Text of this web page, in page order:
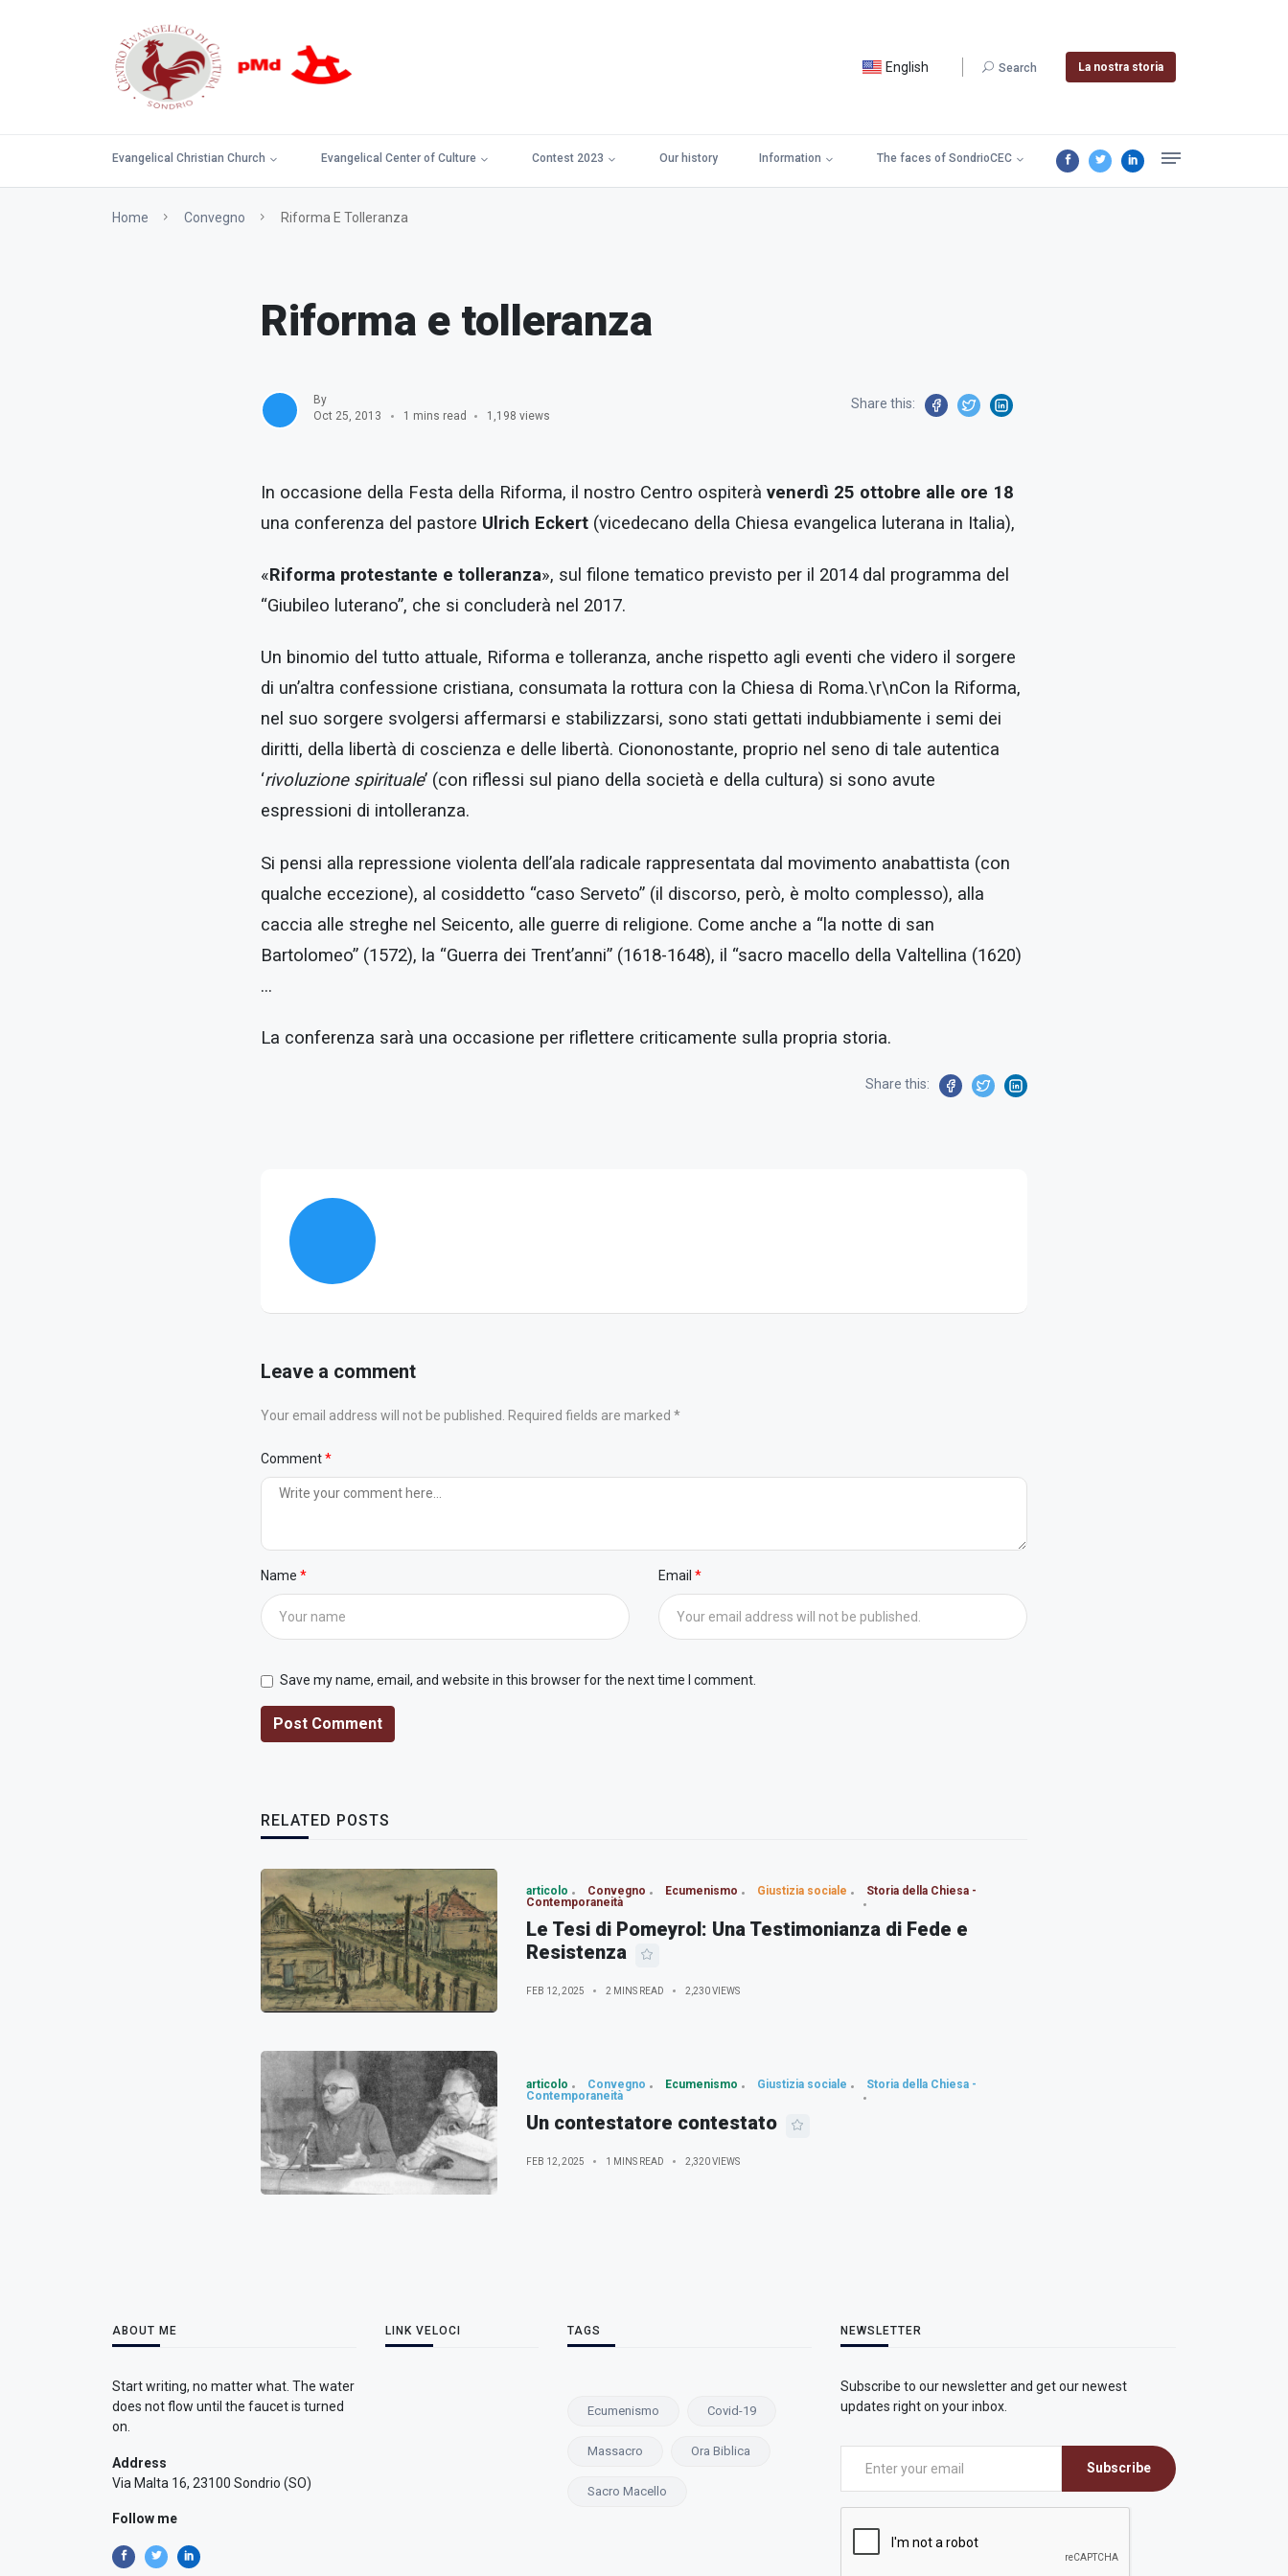
English Search La nostra storia
Evangelical Christian Church Evangelical Center of Culture Contest 2023 Our history Information The faces of SondrioCEC
Home Convegno Riforma E Tolleranza
Riforma e tolleranza
By
Oct 25, 2013
1 mins read 1,198 views
Share this:
In occasione della Festa della Riforma, il nostro Centro ospiterà venerdì 25 ottobre alle ore 18
una conferenza del pastore Ulrich Eckert (vicedecano della Chiesa evangelica luterana in Italia),
«Riforma protestante e tolleranza», sul filone tematico previsto per il 2014 dal programma del
“Giubileo luterano”, che si concluderà nel 2017.
Un binomio del tutto attuale, Riforma e tolleranza, anche rispetto agli eventi che videro il sorgere
di un’altra confessione cristiana, consumata la rottura con la Chiesa di Roma.\r\nCon la Riforma,
nel suo sorgere svolgersi affermarsi e stabilizzarsi, sono stati gettati indubbiamente i semi dei
diritti, della libertà di coscienza e delle libertà. Ciononostante, proprio nel seno di tale autentica
‘rivoluzione spirituale’ (con riflessi sul piano della società e della cultura) si sono avute
espressioni di intolleranza.
Si pensi alla repressione violenta dell’ala radicale rappresentata dal movimento anabattista (con
qualche eccezione), al cosiddetto “caso Serveto” (il discorso, però, è molto complesso), alla
caccia alle streghe nel Seicento, alle guerre di religione. Come anche a “la notte di san
Bartolomeo” (1572), la “Guerra dei Trent’anni” (1618-1648), il “sacro macello della Valtellina (1620)
…
La conferenza sarà una occasione per riflettere criticamente sulla propria storia.
Share this:
Leave a comment
Your email address will not be published. Required fields are marked *
Comment
Name Email
Save my name, email, and website in this browser for the next time I comment.
Post Comment
RELATED POSTS
articolo Convegno Ecumenismo Giustizia sociale
Storia della Chiesa -
Contemporaneità
Le Tesi di Pomeyrol: Una Testimonianza di Fede e
Resistenza
FEB 12, 2025 2 MINS READ 2,230 VIEWS
articolo Convegno Ecumenismo Giustizia sociale
Storia della Chiesa -
Contemporaneità
Un contestatore contestato
FEB 12, 2025 1 MINS READ 2,320 VIEWS
ABOUT ME
Start writing, no matter what. The water
does not flow until the faucet is turned
on.
Address
Via Malta 16, 23100 Sondrio (SO)
Follow me
LINK VELOCI TAGS
Ecumenismo Covid-19
Massacro Ora Biblica
Sacro Macello
NEWSLETTER
Subscribe to our newsletter and get our newest
updates right on your inbox.
Subscribe